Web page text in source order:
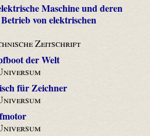
Maschine und deren
von elektrischen
Zeitschrift
der Welt
für Zeichner